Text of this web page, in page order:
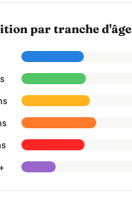
par tranche d'âge